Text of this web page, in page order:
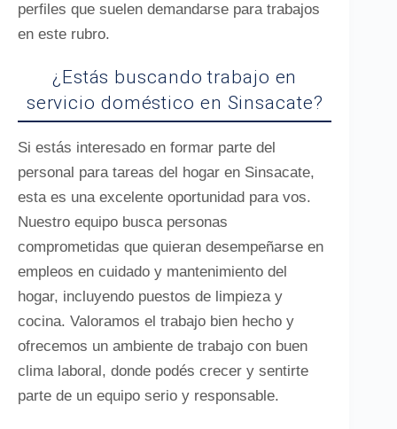
perfiles que suelen demandarse para trabajos
en este rubro.
¿Estás buscando trabajo en
servicio doméstico en Sinsacate?
Si estás interesado en formar parte del
personal para tareas del hogar en Sinsacate,
esta es una excelente oportunidad para vos.
Nuestro equipo busca personas
comprometidas que quieran desempeñarse en
empleos en cuidado y mantenimiento del
hogar, incluyendo puestos de limpieza y
cocina. Valoramos el trabajo bien hecho y
ofrecemos un ambiente de trabajo con buen
clima laboral, donde podés crecer y sentirte
parte de un equipo serio y responsable.